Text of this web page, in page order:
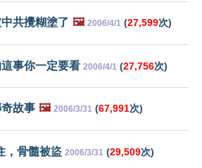
共攪糊塗了 🖼️ 2006/4/1 (27,599次)
事你一定要看 2006/4/1 (27,756次)
故事 🖼️ 2006/3/31 (67,991次)
，骨髓被盜 2006/3/31 (29,509次)